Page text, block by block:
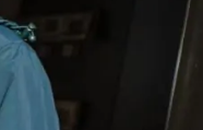
dit spel ook
Wedding Planner'.